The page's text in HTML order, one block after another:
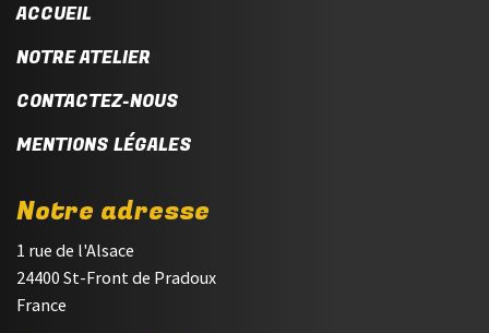
ACCUEIL
NOTRE ATELIER
CONTACTEZ-NOUS
MENTIONS LÉGALES
Notre adresse
1 rue de l'Alsace
24400 St-Front de Pradoux
France